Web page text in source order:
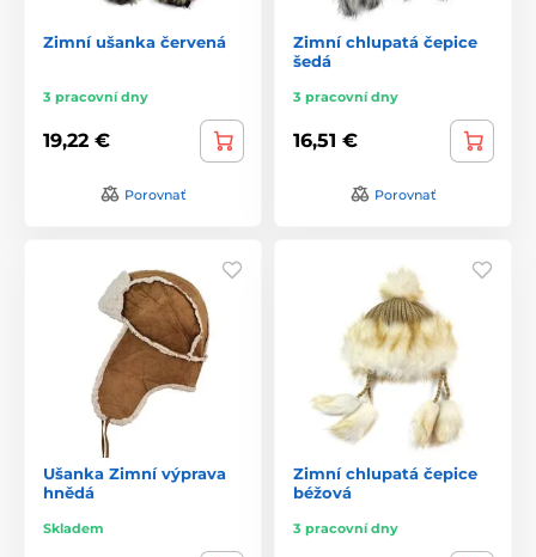
Zimní ušanka červená
3 pracovní dny
19,22 €
Porovnať
Zimní chlupatá čepice
šedá
3 pracovní dny
16,51 €
Porovnať
Ušanka Zimní výprava
hnědá
Skladem
Zimní chlupatá čepice
béžová
3 pracovní dny